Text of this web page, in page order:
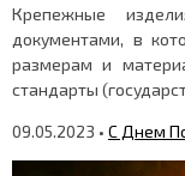
Крепежные
документами, в
размерам и
стандарты
09.05.2023 • C Днем